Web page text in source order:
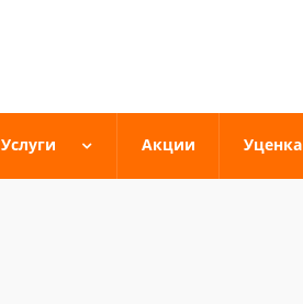
Услуги Акции Уценка